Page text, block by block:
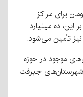
برای مراکز
این، ده میلیارد
تأمین می‌شود.
موجود در حوزه
جیرفت